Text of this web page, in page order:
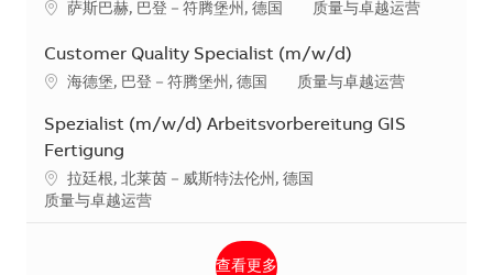
地点萨斯巴赫, 巴登－符腾堡州, 德国 类别
质量与卓越运营
Customer Quality Specialist (m/w/d)
地点海德堡, 巴登－符腾堡州, 德国 类别
质量与卓越运营
Spezialist (m/w/d) Arbeitsvorbereitung GIS
Fertigung
地点拉廷根, 北莱茵－威斯特法伦州, 德国
类别
质量与卓越运营
查看更多